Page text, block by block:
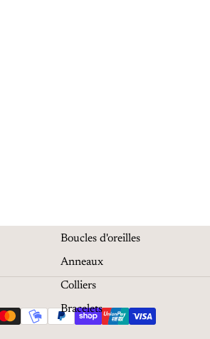
Boucles d'oreilles
Anneaux
Colliers
Bracelets